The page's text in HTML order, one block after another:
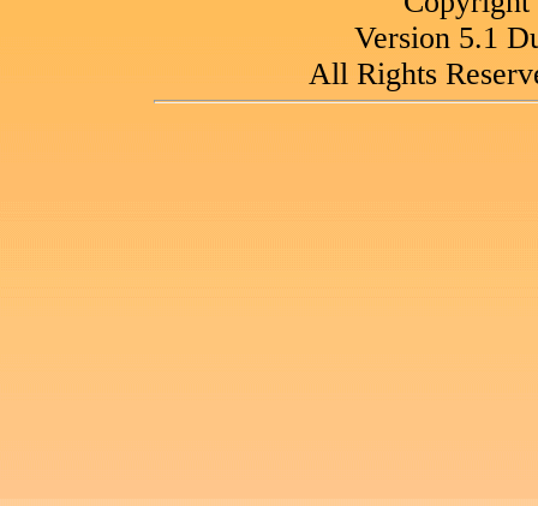
Version 5.1
All Rights